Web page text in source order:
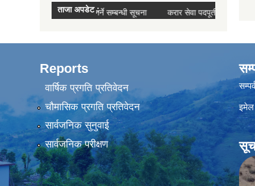
Reports
वार्षिक प्रगति प्रतिवेदन
चौमासिक प्रगति प्रतिवेदन
सार्वजनिक सुनुवाई
सार्वजनिक परीक्षण
इमेल